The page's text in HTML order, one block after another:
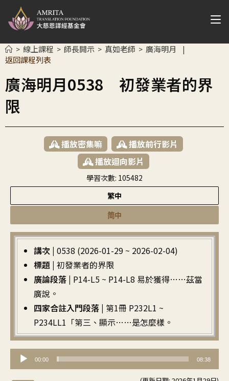
> 線上課程 > 師長開示 > 真如老師 > 廣海明月 |
返回課程列表
廣海明月0538 初發業者的界
限
播放密集嘛
播放前行影片
播放迴向影片
學習次數: 105482
繁中
简中
講次 | 0538 (2026-01-29 ~ 2026-02-04)
標題 | 初發業者的界限
廣論段落 | P14-L5 ~ P14-L8 易於獲得……茲當
廣說。
四家合註入門段落 | 第1冊 P232L1 ~
P234LL1「第三、顯示……是怎麼樣。
訊
00:00 08:38